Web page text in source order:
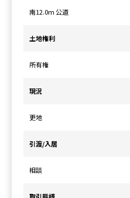
南12.0m 公道
土地権利
所有権
現況
更地
引渡/入居
相談
取引態様